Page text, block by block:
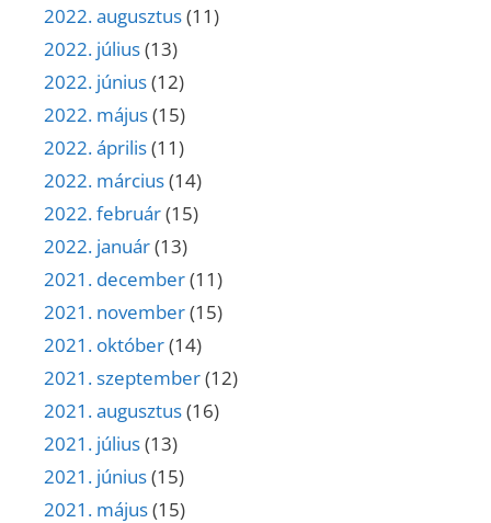
2022. augusztus(11)
2022. július(13)
2022. június(12)
2022. május(15)
2022. április(11)
2022. március(14)
2022. február(15)
2022. január(13)
2021. december(11)
2021. november(15)
2021. október(14)
2021. szeptember(12)
2021. augusztus(16)
2021. július(13)
2021. június(15)
2021. május(15)